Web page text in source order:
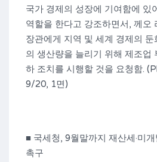
국가 경제의 성장에 기여함에 있
역할을 한다고 강조하면서, 께오
장관에게 지역 및 세계 경제의
의 생산량을 늘리기 위해 제조업
하 조치를 시행할 것을 요청함.
9/20, 1면)
■ 국세청, 9월말까지 재산세·미
촉구